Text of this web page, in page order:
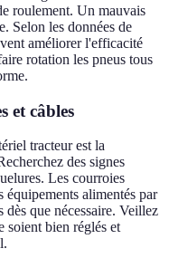
roulement. Un mauvais
Selon les données de
améliorer l'efficacité
rotation les pneus tous
et câbles
tracteur est la
des signes
Les courroies
équipements alimentés par
dès que nécessaire. Veillez
soient bien réglés et